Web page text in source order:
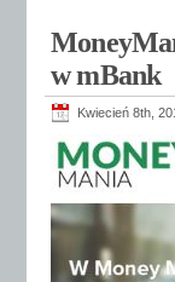
w mBank
Kwiecień 8th,